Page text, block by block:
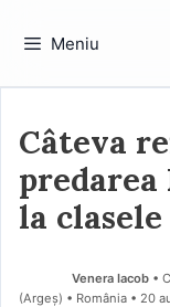
Meniu
Câteva
la
Venera Iacob •
(Argeş) • România
20